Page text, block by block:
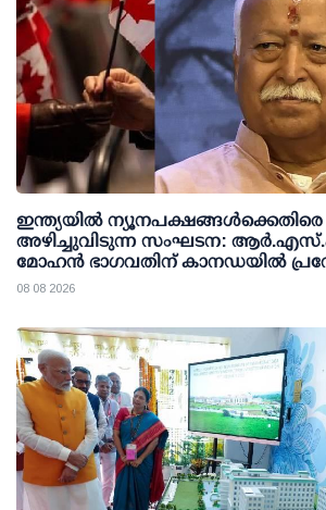
ഇന്ത്യയില്‍
അഴിച്ചുവിടുന്ന സംഘടന:
മോഹന്‍ ഭാഗവതിന് കാനഡയില്‍
ഏര്‍പ്പെടുത്തണമെന്ന് എന്‍.ഡി.പി
08 08 2026